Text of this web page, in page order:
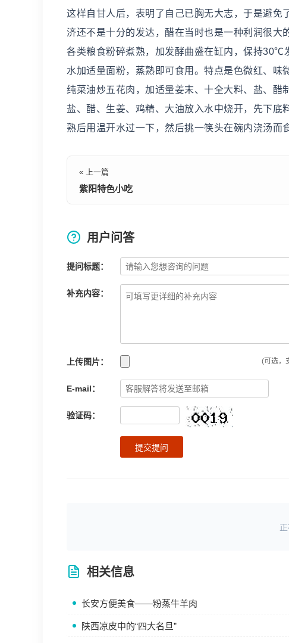
这样自甘人后，表明了自己已胸无大志，于是避
济还不是十分的发达，醋在当时也是一种利润很
各类粮食粉碎煮熟，加发酵曲盛在缸内，保持30℃
水加适量面粉，蒸熟即可食用。特点是色微红、味
纯菜油炒五花肉，加适量姜末、十全大料、盐、
盐、醋、生姜、鸡精、大油放入水中烧开，先下
熟后用温开水过一下，然后挑一筷头在碗内浇汤而
« 上一篇
紫阳特色小吃
用户问答
提问标题：
补充内容：
上传图片： (可选，
E-mail：
验证码：
提交提问
相关信息
长安方便美食——粉蒸牛羊肉
陕西凉皮中的“四大名旦”